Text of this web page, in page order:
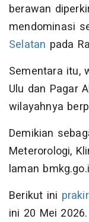
berawan
mendominasi
Selatan pada
Sementara itu,
Ulu dan Pagar
wilayahnya
Demikian
Meterorologi,
laman
Berikut ini
ini 20 Mei 2026.